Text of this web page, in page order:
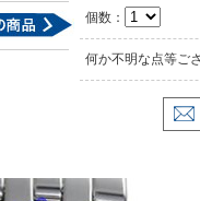
個数：
何か不明な点等ご